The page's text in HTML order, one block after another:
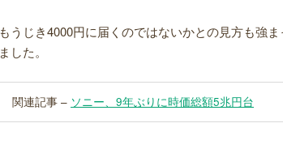
もうじき4000円に届くのではないかとの見方も強
ました。
関連記事 – ソニー、9年ぶりに時価総額5兆円台